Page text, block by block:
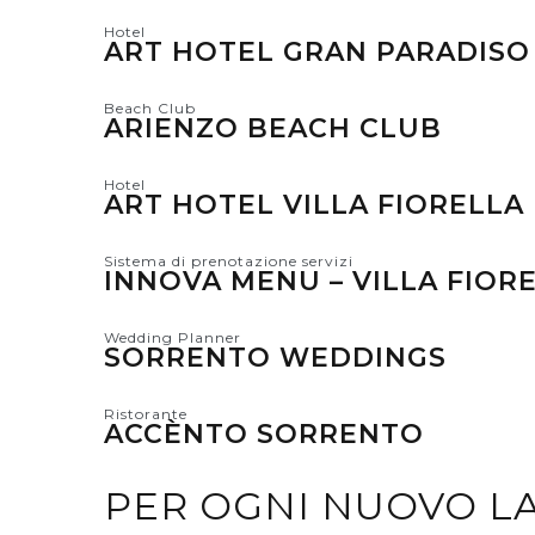
Hotel
ART HOTEL GRAN PARADISO
Beach Club
ARIENZO BEACH CLUB
Hotel
ART HOTEL VILLA FIORELLA
Sistema di prenotazione servizi
INNOVA MENU – VILLA
Wedding Planner
SORRENTO WEDDINGS
Ristorante
ACCÈNTO SORRENTO
PER OGNI NUOVO